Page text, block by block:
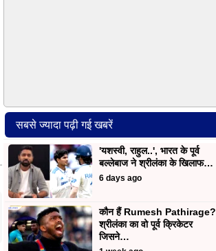
सबसे ज्यादा पढ़ी गई खबरें
'यशस्वी, राहुल..', भारत के पूर्व
बल्लेबाज ने श्रीलंका के खिलाफ…
6 days ago
कौन हैं Rumesh Pathirage?
श्रीलंका का वो पूर्व क्रिकेटर
जिसने…